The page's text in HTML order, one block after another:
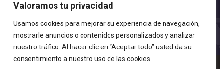
Valoramos tu privacidad
Usamos cookies para mejorar su experiencia de navegación,
mostrarle anuncios o contenidos personalizados y analizar
nuestro tráfico. Al hacer clic en “Aceptar todo” usted da su
consentimiento a nuestro uso de las cookies.